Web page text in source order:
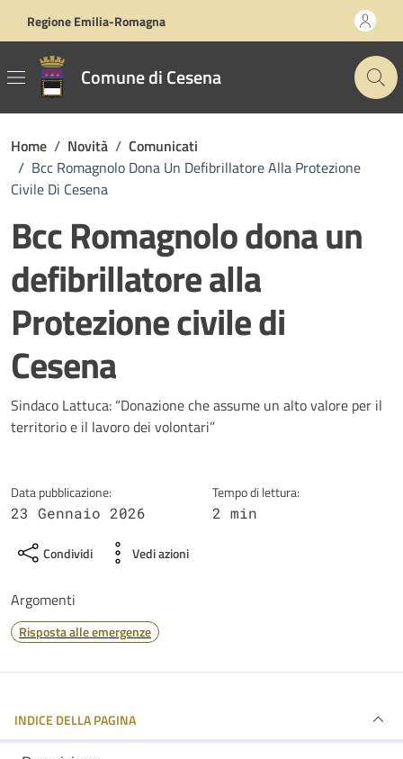
Regione Emilia-Romagna
Comune di Cesena
Home / Novità / Comunicati
/ Bcc Romagnolo Dona Un Defibrillatore Alla Protezione
Civile Di Cesena
Bcc Romagnolo dona un
defibrillatore alla
Protezione civile di
Cesena
Dettagli della notizia
Sindaco Lattuca: “Donazione che assume un alto valore per il
territorio e il lavoro dei volontari”
Data pubblicazione:
23 Gennaio 2026
Tempo di lettura:
2 min
Condividi Vedi azioni
Argomenti
Risposta alle emergenze
INDICE DELLA PAGINA